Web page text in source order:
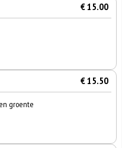
€ 15.00
€ 15.50
groente